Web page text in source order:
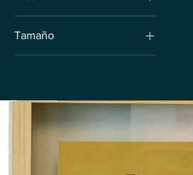
125 PLN 2200 PLN
Tamaño